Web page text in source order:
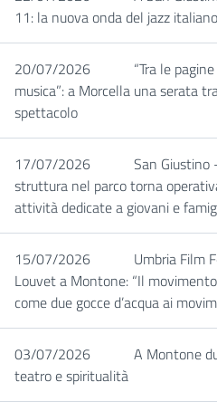
11: la nuova onda del jazz italiano
20/07/2026
“Tra le
musica”: a Morcella una serata
spettacolo
17/07/2026
San Giustino
struttura nel parco torna
attività dedicate a giovani e
15/07/2026
Umbria Film
Louvet a Montone: “Il
come due gocce d’acqua ai
03/07/2026
A Montone
teatro e spiritualità